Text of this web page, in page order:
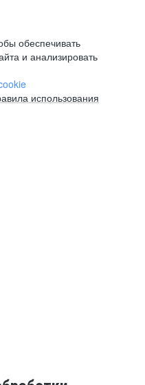
обеспечивать
и анализировать
использования